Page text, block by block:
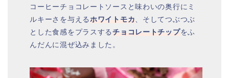
コーヒーチョコレートソースと味わいの奥行にミ
ルキーさを与えるホワイトモカ 、そしてつぶつぶ
とした食感をプラスするチョコレートチップをふ
んだんに混ぜ込みました。